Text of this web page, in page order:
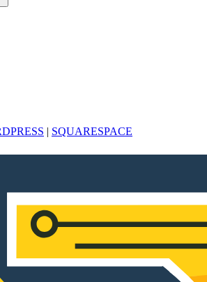
| SQUARESPACE